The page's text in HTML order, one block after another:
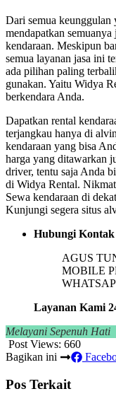
Dari semua keunggulan
mendapatkan
kendaraan. Meskipun
semua layanan jasa ini
ada pilihan paling
gunakan. Yaitu Widya
berkendara Anda.
Dapatkan rental
terjangkau hanya di
kendaraan yang bisa
harga yang ditawarkan
driver, tentu saja Anda
di Widya Rental.
Sewa kendaraan di
Kunjungi segera situs
Hubungi Kontak
AGUS
MOBILE
Layanan Kami
Melayani Sepenuh Hati
Post Views: 660
Bagikan ini
Pos Terkait